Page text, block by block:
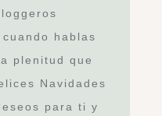
hablas
plenitud que
Navidades
para ti y